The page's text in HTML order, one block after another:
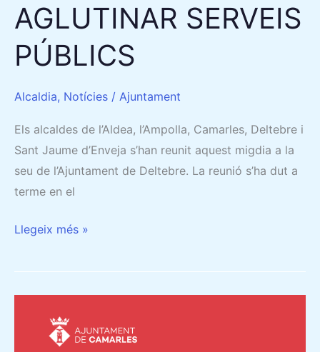
AGLUTINAR SERVEIS
PÚBLICS
Alcaldia, Notícies / Ajuntament
Els alcaldes de l’Aldea, l’Ampolla, Camarles, Deltebre i
Sant Jaume d’Enveja s’han reunit aquest migdia a la
seu de l’Ajuntament de Deltebre. La reunió s’ha dut a
terme en el
Llegeix més »